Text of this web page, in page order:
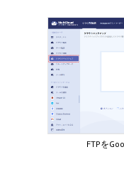
FTPを